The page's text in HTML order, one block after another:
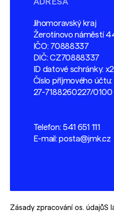
ADRESA
Jihomoravský kraj
Žerotínovo náměstí
IČO: 70888337
DIČ: CZ70888337
ID datové schránky:
Číslo příjmového účtu:
27-7188260227/0100
Telefon: 541 651 111
E-mail:posta@jmk.cz
Zásady zpracování os. údajůS